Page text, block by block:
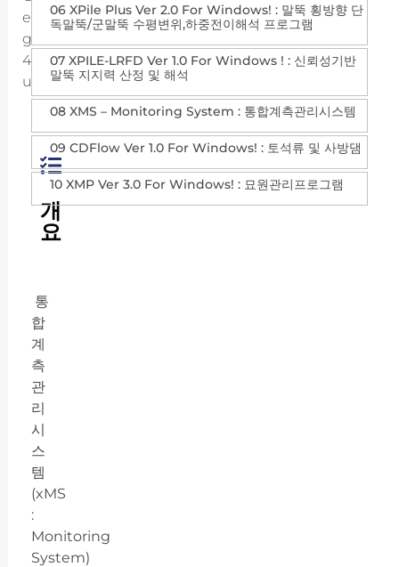
E
G
4
U
개
요
통
합
계
측
관
리
시
스
템
(xMS
:
Monitoring
System)
06 XPile Plus Ver 2.0 For Windows! : 말뚝 횡방향 단
독말뚝/군말뚝 수평변위,하중전이해석 프로그램
07 XPILE-LRFD Ver 1.0 For Windows ! : 신뢰성기반
말뚝 지지력 산정 및 해석
08 XMS – Monitoring System : 통합계측관리시스템
09 CDFlow Ver 1.0 For Windows! : 토석류 및 사방댐
10 XMP Ver 3.0 For Windows! : 묘원관리프로그램